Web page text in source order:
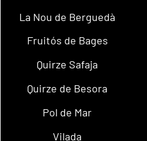
La Nou de Berguedà
Fruitós de Bages
Quirze Safaja
Quirze de Besora
Pol de Mar
Vilada